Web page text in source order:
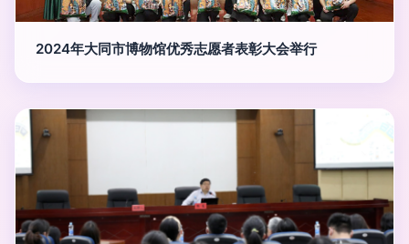
2024年大同市博物馆优秀志愿者表彰大会举行